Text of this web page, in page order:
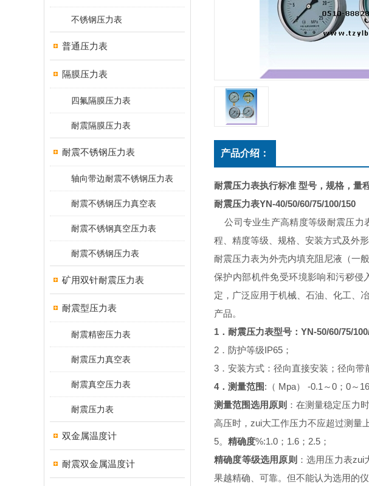
不锈钢压力表
普通压力表
隔膜压力表
四氟隔膜压力表
耐震隔膜压力表
耐震不锈钢压力表
轴向带边耐震不锈钢压力表
耐震不锈钢压力真空表
耐震不锈钢真空压力表
耐震不锈钢压力表
矿用双针耐震压力表
耐震型压力表
耐震精密压力表
耐震压力真空表
耐震真空压力表
耐震压力表
双金属温度计
耐震双金属温度计
产品介绍：
耐震压力表执行标准 型号，规格，量
耐震压力表YN-40/50/60/75/100/150
公司专业生产高精度等级耐震压力
程、精度等级、规格、安装方式及外
耐震压力表为外壳内填充阻尼液 （一
保护内部机件免受环境影响和污秽侵
定，广泛应用于机械、石油、化工、
产品。
1 ．耐震压力表型号： YN-50/60/75/
2．防护等级IP65；
3．安装方式：径向直接安装；径向带
4．测量范围:（ Mpa） -0.1～0；0～
测量范围选用原则 ：在测量稳定压力
高压时，zui大工作压力不应超过测量
5。 精确度%:1.0；1.6；2.5；
精确度等级选用原则 ：选用压力表
果越精确、可靠。但不能认为选用的